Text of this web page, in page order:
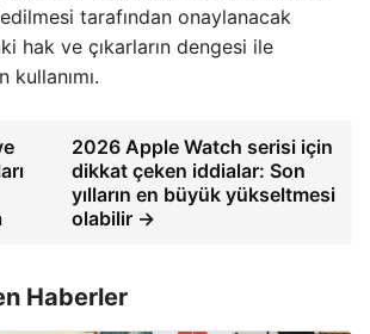
tarafından onaylanacak
hak ve çıkarların dengesi ile
kullanımı.
2026 Apple Watch serisi için
dikkat çeken iddialar: Son
yılların en büyük yükseltmesi
olabilir →
Haberler